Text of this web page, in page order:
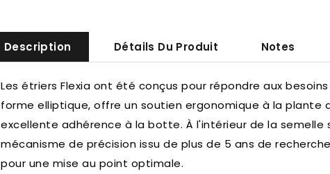
Description Détails Du Produit Notes
Les étriers Flexia ont été conçus pour répondre aux
forme elliptique, offre un soutien ergonomique à la plante
excellente adhérence à la botte. À l'intérieur de la semelle
mécanisme de précision issu de plus de 5 ans de
pour une mise au point optimale.